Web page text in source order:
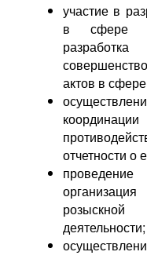
участие в
в сфере
актов в
отчетности о
розыскной
деятельности;